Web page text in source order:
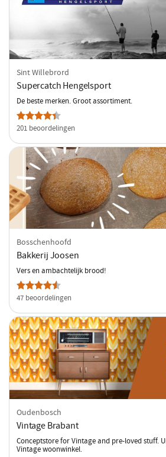
Sint Willebrord
Supercatch Hengelsport
De beste merken. Groot assortiment.
201 beoordelingen
Bosschenhoofd
Bakkerij Joosen
Vers en ambachtelijk brood!
47 beoordelingen
Oudenbosch
Vintage Brabant
Conceptstore for Vintage and pre-loved stuff.
Vintage woonwinkel.